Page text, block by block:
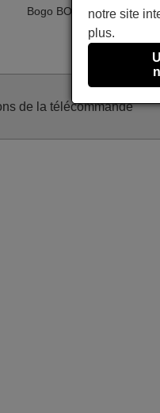
Bogo BO-BG0024LEDHD
de la télécommande
notre site
plus.